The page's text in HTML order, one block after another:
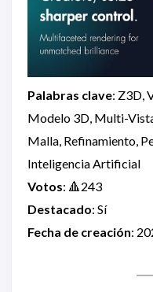
Palabras clave: Z3D,
Modelo 3D, Multi-
Malla, Refinamiento,
Inteligencia Artificial
Votos: 🔺243
Destacado: Sí
Fecha de creación: